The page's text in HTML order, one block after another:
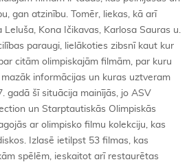
gan atzinību. Tomēr, liekas, kā arī
Leluša, Kona Ičikavas, Karlosa Sauras u.
paraugi, lielākoties zibsnī kaut kur
citām olimpiskajām filmām, par kuru
informācijas un kuras uztveram
gadā šī situācija mainījās, jo ASV
un Starptautiskās Olimpiskās
ar olimpisko filmu kolekciju, kas
Izlasē ietilpst 53 filmas, kas
spēlēm, ieskaitot arī restaurētas